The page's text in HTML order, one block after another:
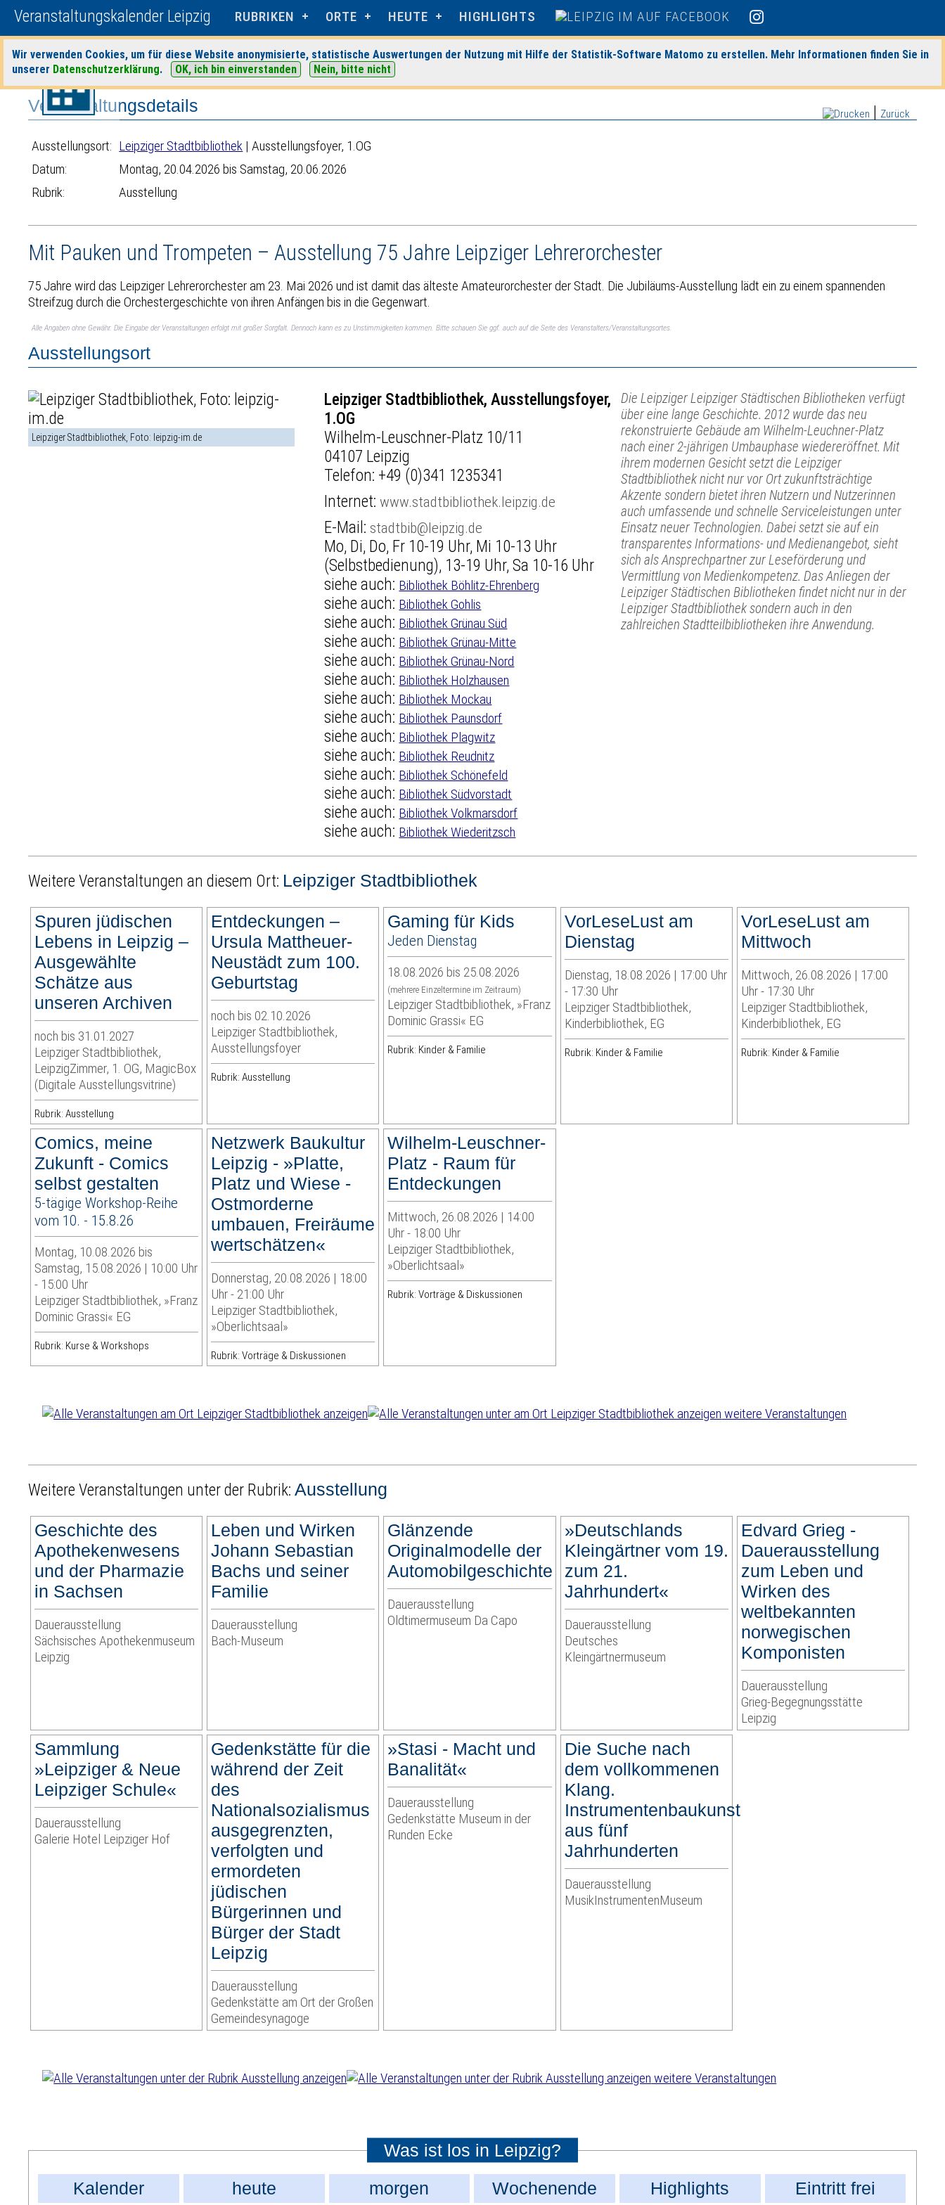
Veranstaltungskalender Leipzig RUBRIKEN ORTE HEUTE HIGHLIGHTS
Wir verwenden Cookies, um für diese Website anonymisierte, statistische Auswertungen der Nutzung mit Hilfe der Statistik-Software Matomo zu erstellen. Mehr Informationen finden Sie in
unserer Datenschutzerklärung. OK, ich bin einverstanden Nein, bitte nicht
Startseite>Veranstaltungen>Suche> Ausstellung>Leipziger Stadtbibliothek> Veranstaltungsdetails
Zurück
Veranstaltungsdetails
Ausstellungsort: Leipziger Stadtbibliothek | Ausstellungsfoyer, 1.OG
Datum:
Montag, 20.04.2026 bis Samstag, 20.06.2026
Rubrik:
Ausstellung
Mit Pauken und Trompeten – Ausstellung 75 Jahre Leipziger Lehrerorchester
75 Jahre wird das Leipziger Lehrerorchester am 23. Mai 2026 und ist damit das älteste Amateurorchester der Stadt. Die Jubiläums-Ausstellung lädt ein zu einem spannenden
Streifzug durch die Orchestergeschichte von ihren Anfängen bis in die Gegenwart.
Alle Angaben ohne Gewähr. Die Eingabe der Veranstaltungen erfolgt mit großer Sorgfalt. Dennoch kann es zu Unstimmigkeiten kommen. Bitte schauen Sie ggf. auch auf die Seite des Veranstalters/Veranstaltungsortes.
Ausstellungsort
Leipziger Stadtbibliothek, Foto: leipzig-im.de
Leipziger Stadtbibliothek, Ausstellungsfoyer,
1.OG
Wilhelm-Leuschner-Platz 10/11
04107 Leipzig
Telefon: +49 (0)341 1235341
Internet:www.stadtbibliothek.leipzig.de
E-Mail: stadtbib@leipzig.de
Mo, Di, Do, Fr 10-19 Uhr, Mi 10-13 Uhr
(Selbstbedienung), 13-19 Uhr, Sa 10-16 Uhr
siehe auch: Bibliothek Böhlitz-Ehrenberg
siehe auch: Bibliothek Gohlis
siehe auch: Bibliothek Grünau Süd
siehe auch: Bibliothek Grünau-Mitte
siehe auch: Bibliothek Grünau-Nord
siehe auch: Bibliothek Holzhausen
siehe auch: Bibliothek Mockau
siehe auch: Bibliothek Paunsdorf
siehe auch: Bibliothek Plagwitz
siehe auch: Bibliothek Reudnitz
siehe auch: Bibliothek Schönefeld
siehe auch: Bibliothek Südvorstadt
siehe auch: Bibliothek Volkmarsdorf
siehe auch: Bibliothek Wiederitzsch
Die Leipziger Leipziger Städtischen Bibliotheken verfügt
über eine lange Geschichte. 2012 wurde das neu
rekonstruierte Gebäude am Wilhelm-Leuchner-Platz
nach einer 2-jährigen Umbauphase wiedereröffnet. Mit
ihrem modernen Gesicht setzt die Leipziger
Stadtbibliothek nicht nur vor Ort zukunftsträchtige
Akzente sondern bietet ihren Nutzern und Nutzerinnen
auch umfassende und schnelle Serviceleistungen unter
Einsatz neuer Technologien. Dabei setzt sie auf ein
transparentes Informations- und Medienangebot, sieht
sich als Ansprechpartner zur Leseförderung und
Vermittlung von Medienkompetenz. Das Anliegen der
Leipziger Städtischen Bibliotheken findet nicht nur in der
Leipziger Stadtbibliothek sondern auch in den
zahlreichen Stadtteilbibliotheken ihre Anwendung.
Weitere Veranstaltungen an diesem Ort: Leipziger Stadtbibliothek
Spuren jüdischen
Lebens in Leipzig –
Ausgewählte
Schätze aus
unseren Archiven
noch bis 31.01.2027
Leipziger Stadtbibliothek,
LeipzigZimmer, 1. OG, MagicBox
(Digitale Ausstellungsvitrine)
Rubrik: Ausstellung
Entdeckungen –
Ursula Mattheuer-
Neustädt zum 100.
Geburtstag
noch bis 02.10.2026
Leipziger Stadtbibliothek,
Ausstellungsfoyer
Rubrik: Ausstellung
Gaming für Kids
Jeden Dienstag
18.08.2026 bis 25.08.2026
(mehrere Einzeltermine im Zeitraum)
Leipziger Stadtbibliothek, »Franz
Dominic Grassi« EG
Rubrik: Kinder & Familie
VorLeseLust am
Dienstag
Dienstag, 18.08.2026 | 17:00 Uhr
- 17:30 Uhr
Leipziger Stadtbibliothek,
Kinderbibliothek, EG
Rubrik: Kinder & Familie
VorLeseLust am
Mittwoch
Mittwoch, 26.08.2026 | 17:00
Uhr - 17:30 Uhr
Leipziger Stadtbibliothek,
Kinderbibliothek, EG
Rubrik: Kinder & Familie
Comics, meine
Zukunft - Comics
selbst gestalten
5-tägige Workshop-Reihe
vom 10. - 15.8.26
Montag, 10.08.2026 bis
Samstag, 15.08.2026 | 10:00 Uhr
- 15:00 Uhr
Leipziger Stadtbibliothek, »Franz
Dominic Grassi« EG
Rubrik: Kurse & Workshops
Netzwerk Baukultur
Leipzig - »Platte,
Platz und Wiese -
Ostmorderne
umbauen, Freiräume
wertschätzen«
Donnerstag, 20.08.2026 | 18:00
Uhr - 21:00 Uhr
Leipziger Stadtbibliothek,
»Oberlichtsaal»
Rubrik: Vorträge & Diskussionen
Wilhelm-Leuschner-
Platz - Raum für
Entdeckungen
Mittwoch, 26.08.2026 | 14:00
Uhr - 18:00 Uhr
Leipziger Stadtbibliothek,
»Oberlichtsaal»
Rubrik: Vorträge & Diskussionen
weitere Veranstaltungen
Weitere Veranstaltungen unter der Rubrik:Ausstellung
Geschichte des
Apothekenwesens
und der Pharmazie
in Sachsen
Dauerausstellung
Sächsisches Apothekenmuseum
Leipzig
Leben und Wirken
Johann Sebastian
Bachs und seiner
Familie
Dauerausstellung
Bach-Museum
Glänzende
Originalmodelle der
Automobilgeschichte
Dauerausstellung
Oldtimermuseum Da Capo
»Deutschlands
Kleingärtner vom 19.
zum 21.
Jahrhundert«
Dauerausstellung
Deutsches
Kleingärtnermuseum
Edvard Grieg -
Dauerausstellung
zum Leben und
Wirken des
weltbekannten
norwegischen
Komponisten
Dauerausstellung
Grieg-Begegnungsstätte
Leipzig
Sammlung
»Leipziger & Neue
Leipziger Schule«
Dauerausstellung
Galerie Hotel Leipziger Hof
Gedenkstätte für die
während der Zeit
des
Nationalsozialismus
ausgegrenzten,
verfolgten und
ermordeten
jüdischen
Bürgerinnen und
Bürger der Stadt
Leipzig
Dauerausstellung
Gedenkstätte am Ort der Großen
Gemeindesynagoge
»Stasi - Macht und
Banalität«
Dauerausstellung
Gedenkstätte Museum in der
Runden Ecke
Die Suche nach
dem vollkommenen
Klang.
Instrumentenbaukunst
aus fünf
Jahrhunderten
Dauerausstellung
MusikInstrumentenMuseum
weitere Veranstaltungen
Was ist los in Leipzig?
Kalender
heute morgen Wochenende Highlights Eintritt frei